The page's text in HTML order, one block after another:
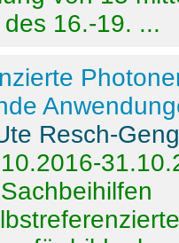
16.-19. ...
Resch-